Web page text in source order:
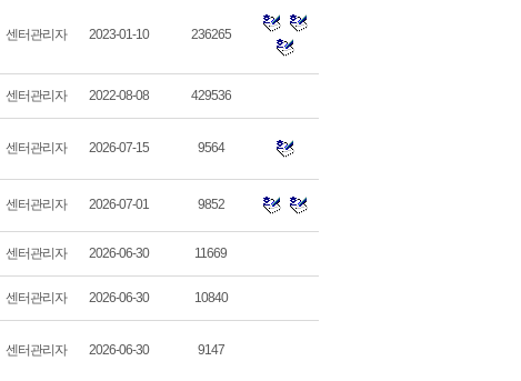
센터관리자 2023-01-10 236265
센터관리자 2022-08-08 429536
센터관리자 2026-07-15 9564
센터관리자 2026-07-01 9852
센터관리자 2026-06-30 11669
센터관리자 2026-06-30 10840
센터관리자 2026-06-30 9147